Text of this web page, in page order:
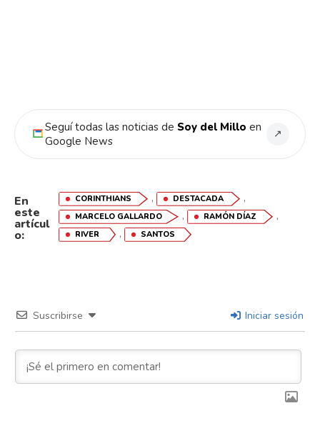
Seguí todas las noticias de Soy del Millo en
Google News
↗
En
este
artícul
o:
CORINTHIANS , DESTACADA ,
MARCELO GALLARDO , RAMÓN DÍAZ ,
RIVER , SANTOS
Suscribirse Iniciar sesión
Whatsapp
Email